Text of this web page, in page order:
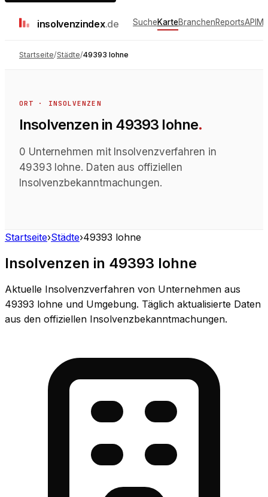
insolvenzindex.de SucheKarteBranchenReportsAPI
Startseite/Städte/49393 lohne
ORT · INSOLVENZEN
Insolvenzenin 49393 lohne.
0 Unternehmen mit Insolvenzverfahren in
49393 lohne. Daten aus offiziellen
Insolvenzbekanntmachungen.
Startseite›Städte›49393 lohne
Insolvenzen in 49393 lohne
Aktuelle Insolvenzverfahren von Unternehmen aus
49393 lohne und Umgebung. Täglich aktualisierte Daten
aus den offiziellen Insolvenzbekanntmachungen.